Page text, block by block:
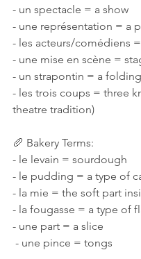
- un spectacle = a show
- une représentation = a
- les acteurs/comédiens
- une mise en scène =
- un strapontin = a
- les trois coups = three
theatre tradition)
🥖 Bakery Terms:
- le levain = sourdough
- le pudding = a type of
- la mie = the soft part
- la fougasse = a type of
- une part = a slice
- une pince = tongs